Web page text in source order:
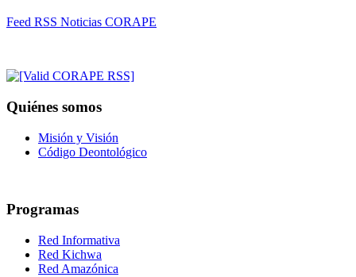
Feed RSS Noticias CORAPE
Quiénes somos
Misión y Visión
Código Deontológico
Programas
Red Informativa
Red Kichwa
Red Amazónica